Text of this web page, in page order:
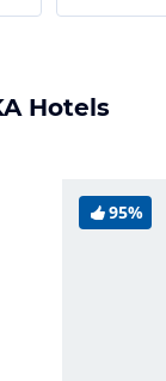
Hotels
95%